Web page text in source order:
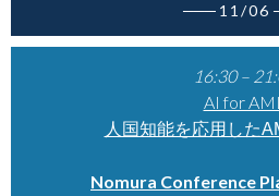
─── 11/06
16:30 –
AI for AML
人国知能を応用した
Nomura Conference